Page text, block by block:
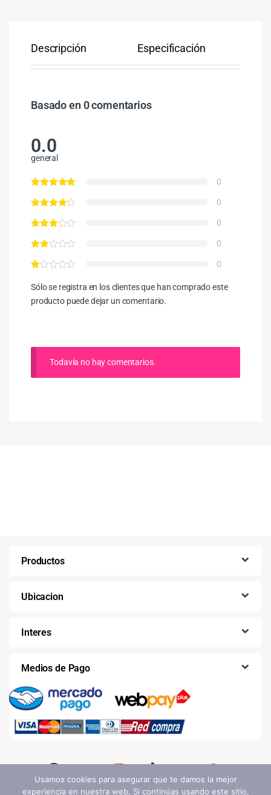
Descripción Especificación
Basado en 0 comentarios
0.0
general
0
0
0
0
0
Sólo se registra en los clientes que han comprado este
producto puede dejar un comentario.
Todavía no hay comentarios.
Productos
Ubicacion
Interes
Medios de Pago
Usamos cookies para asegurar que te damos la mejor
experiencia en nuestra web. Si continúas usando este sitio,